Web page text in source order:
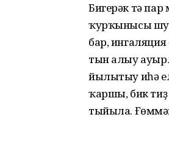
Бигерәк тә пар
ҡурҡынысы
бар,
тын алыу
йылытыу иһә
ҡаршы, бик тиҙ
тыйыла.